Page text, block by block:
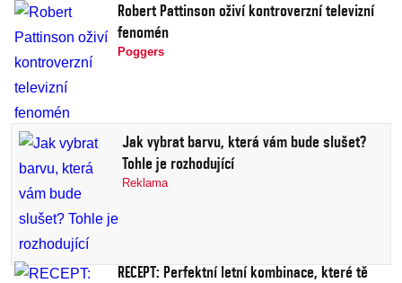
Robert Pattinson oživí kontroverzní televizní
fenomén
Poggers
Jak vybrat barvu, která vám bude slušet?
Tohle je rozhodující
Reklama
RECEPT: Perfektní letní kombinace, které tě